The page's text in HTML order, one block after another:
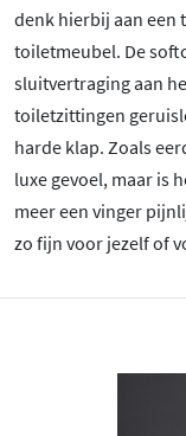
denk hierbij aan een
toiletmeubel. De
sluitvertraging aan
toiletzittingen
harde klap. Zoals
luxe gevoel, maar is
meer een vinger
zo fijn voor jezelf of